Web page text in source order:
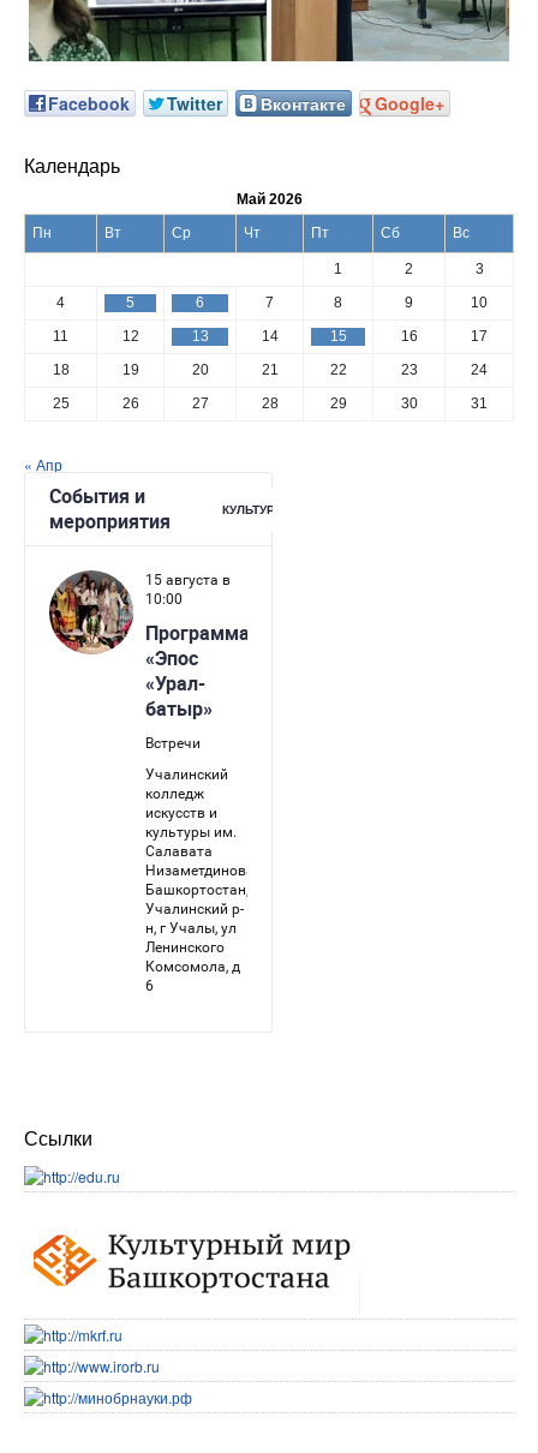
Facebook Twitter Вконтакте Google+
Календарь
Май 2026
Пн
Вт Ср Чт Пт Сб Вс
1 2
3
4
5 6 7 8 9
10
11
12 13 14 15 16
17
18
19 20 21 22 23
24
25
26 27 28 29 30 31
« Апр
Ссылки